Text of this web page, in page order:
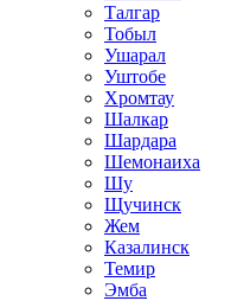
Талгар
Тобыл
Ушарал
Уштобе
Хромтау
Шалкар
Шардара
Шемонаиха
Шу
Щучинск
Жем
Казалинск
Темир
Эмба